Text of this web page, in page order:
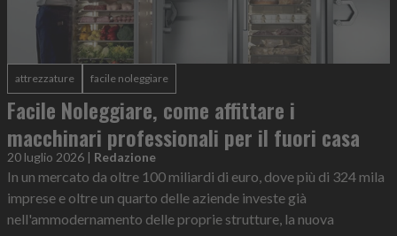
attrezzature facile noleggiare
Facile Noleggiare, come affittare i
macchinari professionali per il fuori casa
20 luglio 2026 | Redazione
In un mercato da oltre 100 miliardi di euro, dove più di 324 mila
imprese e oltre un quarto delle aziende investe già
nell'ammodernamento delle proprie strutture, la nuova